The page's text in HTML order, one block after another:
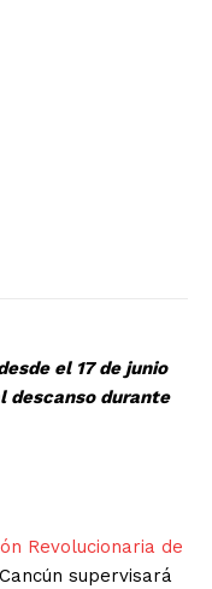
el 17 de junio
descanso durante
Revolucionaria de
supervisará